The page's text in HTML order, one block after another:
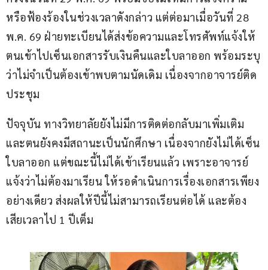
หรือฟ้องร้องในช่วงเวลาดังกล่าว แต่ต่อมาเมื่อวันที่ 28
พ.ค. 69 ฝ่ายทะเบียนได้ส่งข้อความและโทรศัพท์แจ้งให้
ตนเข้าไปเซ็นเอกสารรับเงินคืนและใบลาออก พร้อมระบุ
ว่าไม่จำเป็นต้องเข้าพบตามนัดเดิม เนื่องจากอาจารย์ติด
ประชุม
ปัจจุบัน ทางวิทยาลัยยังไม่มีการติดต่อกลับมาเพิ่มเติม
และตนยังคงมีสถานะเป็นนักศึกษา เนื่องจากยังไม่ได้เซ็น
ใบลาออก แต่ขณะนี้ไม่ได้เข้าเรียนแล้ว เพราะอาจารย์
แจ้งว่าไม่ต้องมาเรียน ให้รอดำเนินการเรื่องเอกสารเพียง
อย่างเดียว ส่งผลให้ปีนี้ไม่สามารถเรียนต่อได้ และต้อง
เสียเวลาไป 1 ปีเต็ม